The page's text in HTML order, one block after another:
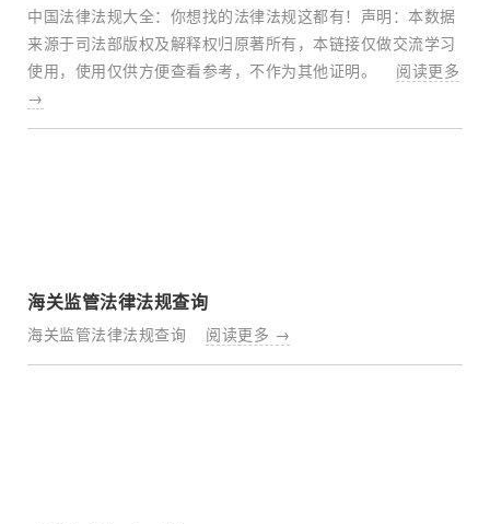
中国法律法规大全：你想找的法律法规这都有！声明：本数据
来源于司法部版权及解释权归原著所有，本链接仅做交流学习
使用，使用仅供方便查看参考，不作为其他证明。 阅读更多
→
海关监管法律法规查询
海关监管法律法规查询 阅读更多 →